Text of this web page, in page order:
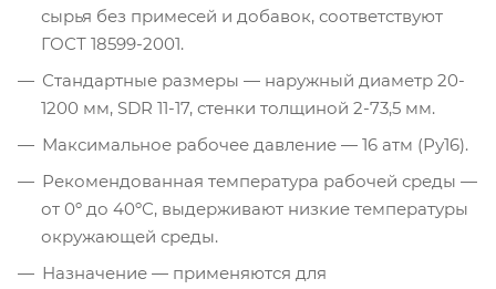
сырья без примесей и добавок, соответствуют
ГОСТ 18599-2001.
Стандартные размеры — наружный диаметр 20-
1200 мм, SDR 11-17, стенки толщиной 2-73,5 мм.
Максимальное рабочее давление — 16 атм (Ру16).
Рекомендованная температура рабочей среды —
от 0º до 40ºС, выдерживают низкие температуры
окружающей среды.
Назначение — применяются для